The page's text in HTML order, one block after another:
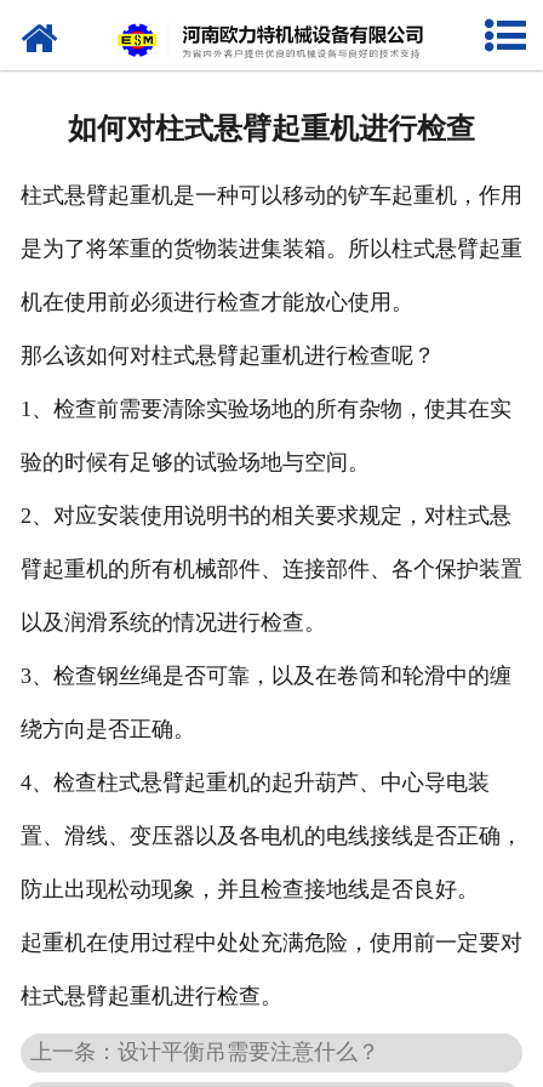
网站首页
企业相册
资质荣誉
联系我们
如何对柱式悬臂起重机进行检查
柱式悬臂起重机是一种可以移动的铲车起重机，作用
是为了将笨重的货物装进集装箱。所以柱式悬臂起重
机在使用前必须进行检查才能放心使用。
那么该如何对柱式悬臂起重机进行检查呢？
1、检查前需要清除实验场地的所有杂物，使其在实
验的时候有足够的试验场地与空间。
2、对应安装使用说明书的相关要求规定，对柱式悬
臂起重机的所有机械部件、连接部件、各个保护装置
以及润滑系统的情况进行检查。
3、检查钢丝绳是否可靠，以及在卷筒和轮滑中的缠
绕方向是否正确。
4、检查柱式悬臂起重机的起升葫芦、中心导电装
置、滑线、变压器以及各电机的电线接线是否正确，
防止出现松动现象，并且检查接地线是否良好。
起重机在使用过程中处处充满危险，使用前一定要对
柱式悬臂起重机进行检查。
上一条：设计平衡吊需要注意什么？